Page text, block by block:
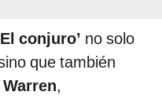
conjuro’ no solo
que también
,